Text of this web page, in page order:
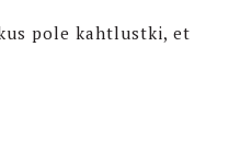
pole kahtlustki, et